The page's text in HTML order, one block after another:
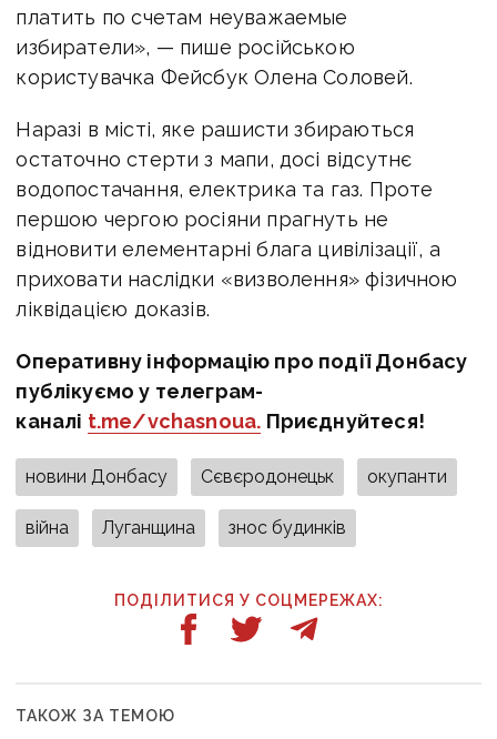
платить по счетам неуважаемые
избиратели», — пише російською
користувачка Фейсбук Олена Соловей.
Наразі в місті, яке рашисти збираються
остаточно стерти з мапи, досі відсутнє
водопостачання, електрика та газ. Проте
першою чергою росіяни прагнуть не
відновити елементарні блага цивілізації, а
приховати наслідки «визволення» фізичною
ліквідацією доказів.
Оперативну інформацію про події Донбасу
публікуємо у телеграм-
каналі t.me/vchasnoua. Приєднуйтеся!
новини Донбасу Сєвєродонецьк окупанти
війна Луганщина знос будинків
ПОДІЛИТИСЯ У СОЦМЕРЕЖАХ:
ТАКОЖ ЗА ТЕМОЮ